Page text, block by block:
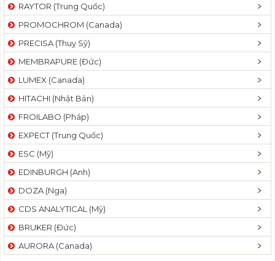
RAYTOR (Trung Quốc)
PROMOCHROM (Canada)
PRECISA (Thuỵ Sỹ)
MEMBRAPURE (Đức)
LUMEX (Canada)
HITACHI (Nhật Bản)
FROILABO (Pháp)
EXPECT (Trung Quốc)
ESC (Mỹ)
EDINBURGH (Anh)
DOZA (Nga)
CDS ANALYTICAL (Mỹ)
BRUKER (Đức)
AURORA (Canada)